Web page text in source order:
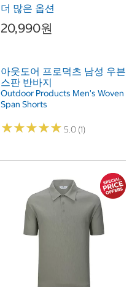
더 많은 옵션
20,990원
아웃도어 프로덕츠 남성 우븐
스판 반바지
Outdoor Products Men's Woven
Span Shorts
★★★★★
★★★★★ 5.0 (1)